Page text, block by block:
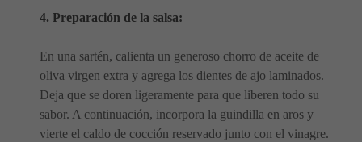
4. Preparación de la salsa:
En una sartén, calienta un generoso chorro de aceite de
oliva virgen extra y agrega los dientes de ajo laminados.
Deja que se doren ligeramente para que liberen todo su
sabor. A continuación, incorpora la guindilla en aros y
vierte el caldo de cocción reservado junto con el vinagre.